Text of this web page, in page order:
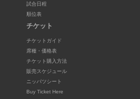
試合日程
順位表
チケット
チケットガイド
席種・価格表
チケット購入方法
販売スケジュール
ニッパツシート
Buy Ticket Here